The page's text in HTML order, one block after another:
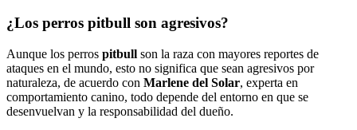
¿Los perros pitbull son agresivos?
Aunque los perros pitbull son la raza con mayores reportes de
ataques en el mundo, esto no significa que sean agresivos por
naturaleza, de acuerdo con Marlene del Solar, experta en
comportamiento canino, todo depende del entorno en que se
desenvuelvan y la responsabilidad del dueño.